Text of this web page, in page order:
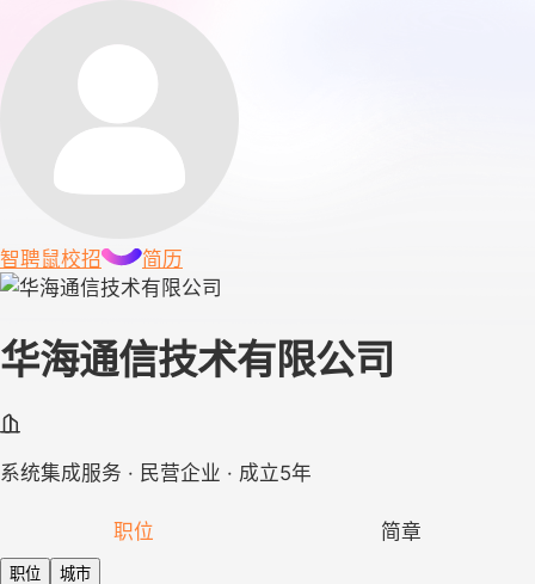
智聘鼠校招 简历
华海通信技术有限公司
系统集成服务 · 民营企业 · 成立5年
职位 简章
职位 城市